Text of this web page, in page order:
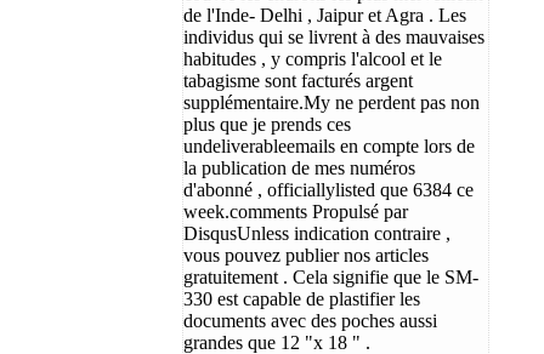
de l'Inde- Delhi , Jaipur et Agra . Les
individus qui se livrent à des mauvaises
habitudes , y compris l'alcool et le
tabagisme sont facturés argent
supplémentaire.My ne perdent pas non
plus que je prends ces
undeliverableemails en compte lors de
la publication de mes numéros
d'abonné , officiallylisted que 6384 ce
week.comments Propulsé par
DisqusUnless indication contraire ,
vous pouvez publier nos articles
gratuitement . Cela signifie que le SM-
330 est capable de plastifier les
documents avec des poches aussi
grandes que 12 "x 18 " .